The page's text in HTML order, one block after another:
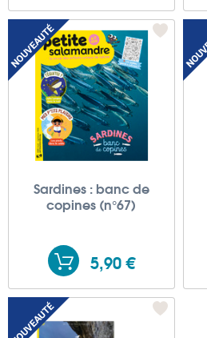
Sardines : banc de
copines (n°67)
5,90 €